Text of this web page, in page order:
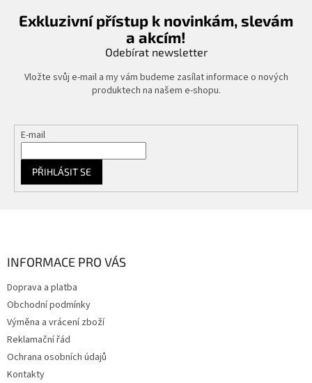
Exkluzivní přístup k novinkám, slevám
a akcím!
Odebírat newsletter
Vložte svůj e-mail a my vám budeme zasílat informace o nových
produktech na našem e-shopu.
E-mail
PŘIHLÁSIT SE
INFORMACE PRO VÁS
Doprava a platba
Obchodní podmínky
Výměna a vrácení zboží
Reklamační řád
Ochrana osobních údajů
Kontakty